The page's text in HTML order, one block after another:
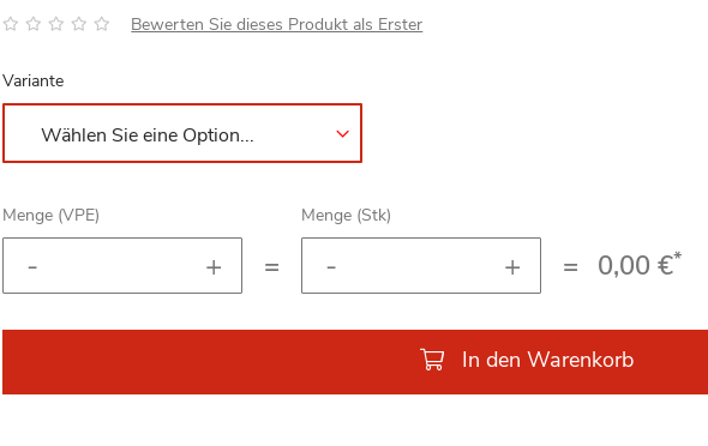
Bewertung: Bewerten Sie dieses Produkt als Erster
Variante
Menge (VPE)
=
Menge (Stk)
= 0,00 €*
In den Warenkorb